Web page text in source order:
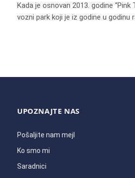
Kada je osnovan 2013. godine “Pink
vozni park koji je iz godine u godinu
UPOZNAJTE NAS
Pošaljite nam mejl
Ko smo mi
Saradnici